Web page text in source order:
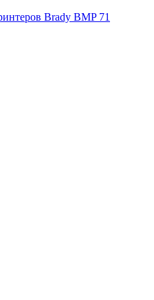
Brady BMP 71